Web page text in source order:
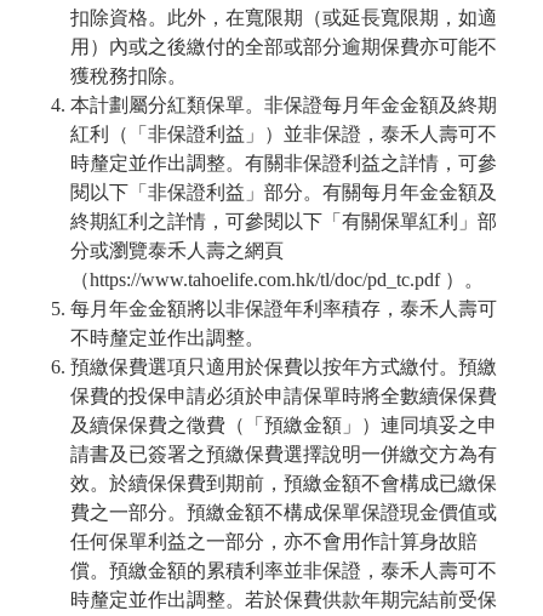
扣除資格。此外，在寬限期（或延長寬限期，如適
用）內或之後繳付的全部或部分逾期保費亦可能不
獲稅務扣除。
本計劃屬分紅類保單。非保證每月年金金額及終期
紅利（「非保證利益」）並非保證，泰禾人壽可不
時釐定並作出調整。有關非保證利益之詳情，可參
閱以下「非保證利益」部分。有關每月年金金額及
終期紅利之詳情，可參閱以下「有關保單紅利」部
分或瀏覽泰禾人壽之網頁
（https://www.tahoelife.com.hk/tl/doc/pd_tc.pdf ）。
每月年金金額將以非保證年利率積存，泰禾人壽可
不時釐定並作出調整。
預繳保費選項只適用於保費以按年方式繳付。預繳
保費的投保申請必須於申請保單時將全數續保保費
及續保保費之徵費（「預繳金額」）連同填妥之申
請書及已簽署之預繳保費選擇說明一併繳交方為有
效。於續保保費到期前，預繳金額不會構成已繳保
費之一部分。預繳金額不構成保單保證現金價值或
任何保單利益之一部分，亦不會用作計算身故賠
償。預繳金額的累積利率並非保證，泰禾人壽可不
時釐定並作出調整。若於保費供款年期完結前受保